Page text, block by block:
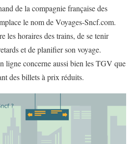
de la compagnie française des
le nom de Voyages-Sncf.com.
les horaires des trains, de se tenir
et de planifier son voyage.
ligne concerne aussi bien les TGV que
des billets à prix réduits.